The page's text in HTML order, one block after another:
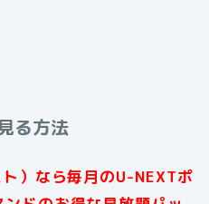
る方法
）なら毎月のU-NEXTポ